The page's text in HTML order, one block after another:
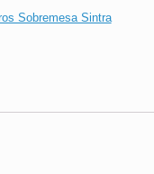
Sobremesa Sintra